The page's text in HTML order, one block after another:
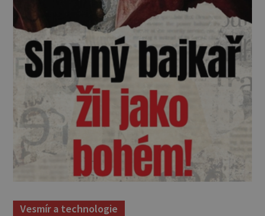
Vesmír a technologie